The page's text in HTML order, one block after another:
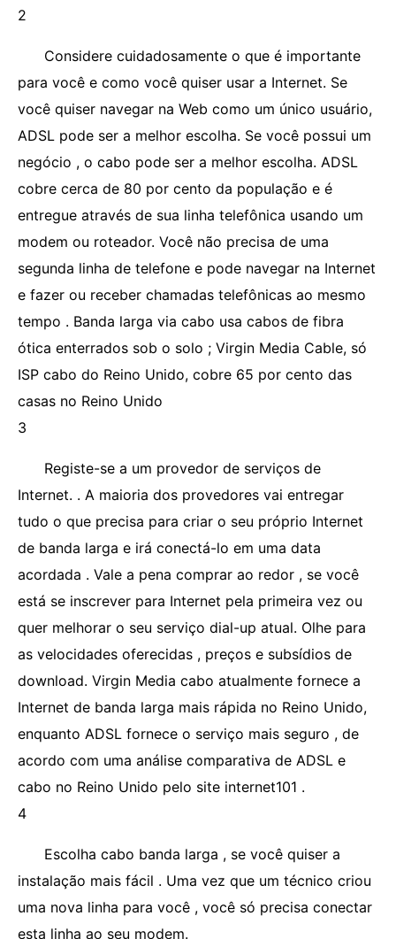
2
Considere cuidadosamente o que é importante
para você e como você quiser usar a Internet. Se
você quiser navegar na Web como um único usuário,
ADSL pode ser a melhor escolha. Se você possui um
negócio , o cabo pode ser a melhor escolha. ADSL
cobre cerca de 80 por cento da população e é
entregue através de sua linha telefônica usando um
modem ou roteador. Você não precisa de uma
segunda linha de telefone e pode navegar na Internet
e fazer ou receber chamadas telefônicas ao mesmo
tempo . Banda larga via cabo usa cabos de fibra
ótica enterrados sob o solo ; Virgin Media Cable, só
ISP cabo do Reino Unido, cobre 65 por cento das
casas no Reino Unido
3
Registe-se a um provedor de serviços de
Internet. . A maioria dos provedores vai entregar
tudo o que precisa para criar o seu próprio Internet
de banda larga e irá conectá-lo em uma data
acordada . Vale a pena comprar ao redor , se você
está se inscrever para Internet pela primeira vez ou
quer melhorar o seu serviço dial-up atual. Olhe para
as velocidades oferecidas , preços e subsídios de
download. Virgin Media cabo atualmente fornece a
Internet de banda larga mais rápida no Reino Unido,
enquanto ADSL fornece o serviço mais seguro , de
acordo com uma análise comparativa de ADSL e
cabo no Reino Unido pelo site internet101 .
4
Escolha cabo banda larga , se você quiser a
instalação mais fácil . Uma vez que um técnico criou
uma nova linha para você , você só precisa conectar
esta linha ao seu modem.